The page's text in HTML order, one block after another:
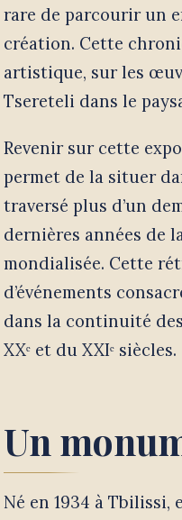
rare de parcourir un
création. Cette
artistique, sur les
Tsereteli dans le
Revenir sur cette
permet de la situer
traversé plus d’un
dernières années de
mondialisée. Cette
d’événements
dans la continuité des
XXᵉ et du XXIᵉ siècles.
Un
Né en 1934 à